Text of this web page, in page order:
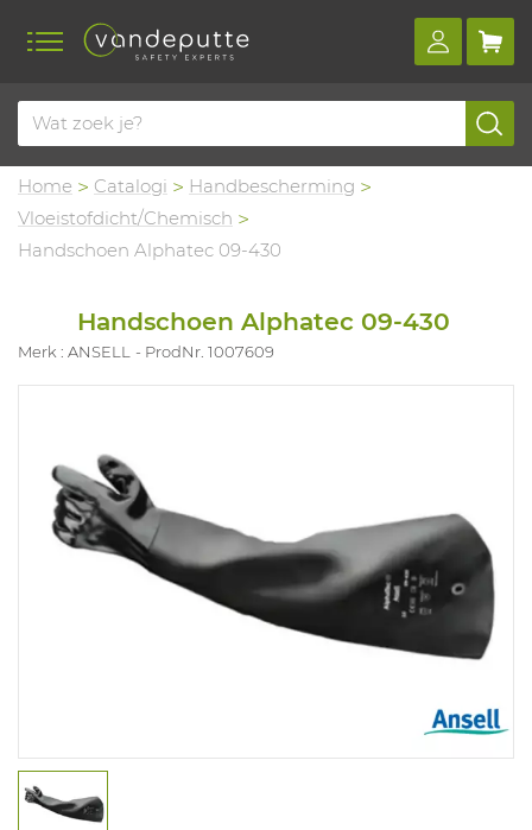
Home Catalogi
Handbescherming
Vloeistofdicht/Chemisch
Handschoen Alphatec 09-430
Handschoen Alphatec 09-430
Merk : ANSELL ProdNr. 1007609